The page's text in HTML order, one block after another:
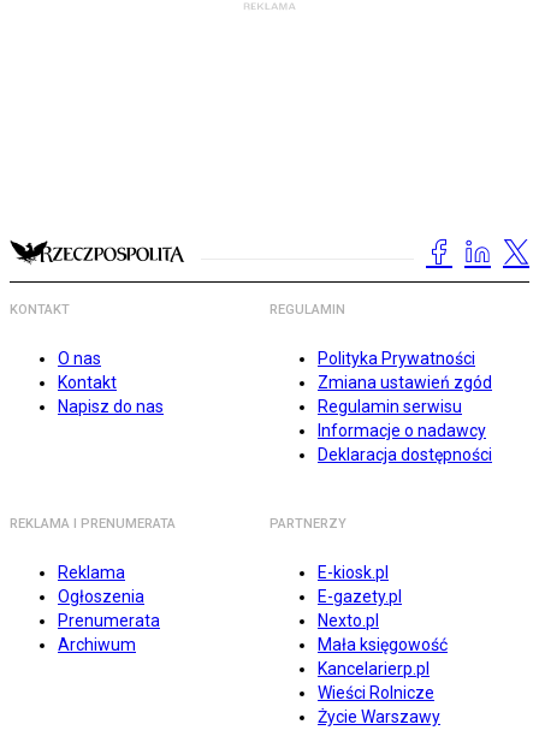
KONTAKT
O nas
Kontakt
Napisz do nas
REGULAMIN
Polityka Prywatności
Zmiana ustawień zgód
Regulamin serwisu
Informacje o nadawcy
Deklaracja dostępności
REKLAMA I PRENUMERATA
Reklama
Ogłoszenia
Prenumerata
Archiwum
PARTNERZY
E-kiosk.pl
E-gazety.pl
Nexto.pl
Mała księgowość
Kancelarierp.pl
Wieści Rolnicze
Życie Warszawy